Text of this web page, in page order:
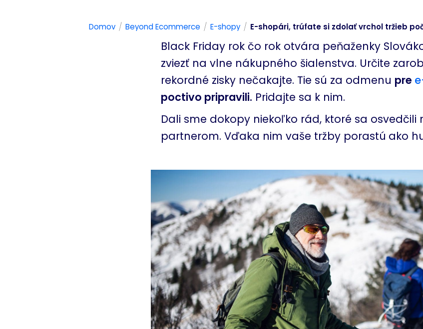
Domov / Beyond Ecommerce / E-shopy / E-shopári, trúfate si zdolať vrchol tržieb
Black Friday rok čo rok otvára peňaženky
zviezť na vlne nákupného šialenstva. Určite
rekordné zisky nečakajte. Tie sú za odmenu pre
poctivo pripravili. Pridajte sa k nim.
Dali sme dokopy niekoľko rád, ktoré sa osvedčili
partnerom. Vďaka nim vaše tržby porastú ako